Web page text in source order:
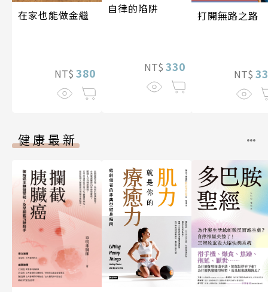
在家也能做金繼
NT$ 380
自律的陷阱
NT$ 330
打開無路之路
NT$
健康最新